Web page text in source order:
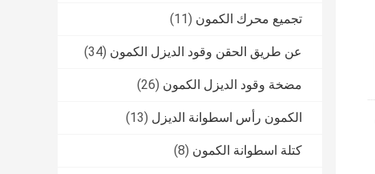
تجميع محرك الكمون (11)
عن طريق الحقن وقود الديزل الكمون (34)
مضخة وقود الديزل الكمون (26)
الكمون رأس اسطوانة الديزل (13)
كتلة اسطوانة الكمون (8)